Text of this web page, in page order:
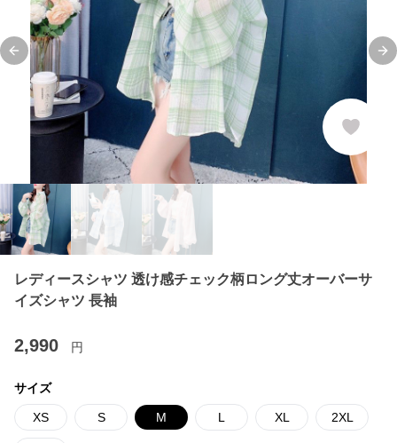
Previous slide
レディースシャツ 透け感チェック柄ロング丈オーバーサ
イズシャツ 長袖
2,990 円
サイズ
XS S M L XL 2XL